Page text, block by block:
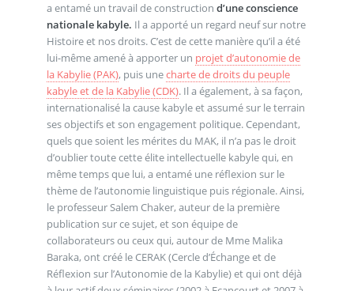
a entamé un travail de construction d’une conscience
nationale kabyle. Il a apporté un regard neuf sur notre
Histoire et nos droits. C’est de cette manière qu’il a été
lui-même amené à apporter un projet d’autonomie de
la Kabylie (PAK), puis unecharte de droits du peuple
kabyle et de la Kabylie (CDK). Il a également, à sa façon,
internationalisé la cause kabyle et assumé sur le terrain
ses objectifs et son engagement politique. Cependant,
quels que soient les mérites du MAK, il n’a pas le droit
d’oublier toute cette élite intellectuelle kabyle qui, en
même temps que lui, a entamé une réflexion sur le
thème de l’autonomie linguistique puis régionale. Ainsi,
le professeur Salem Chaker, auteur de la première
publication sur ce sujet, et son équipe de
collaborateurs ou ceux qui, autour de Mme Malika
Baraka, ont créé le CERAK (Cercle d’Échange et de
Réflexion sur l’Autonomie de la Kabylie) et qui ont déjà